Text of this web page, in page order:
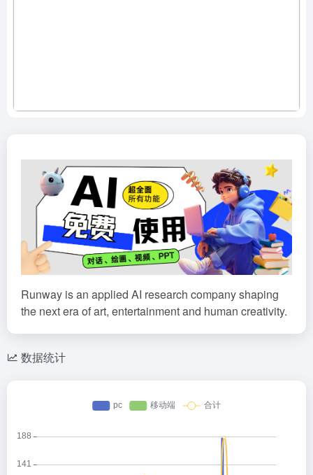
Runway is an applied AI research company shaping
the next era of art, entertainment and human creativity.
数据统计